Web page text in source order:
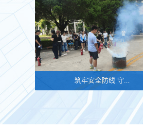
筑牢安全防线 守...